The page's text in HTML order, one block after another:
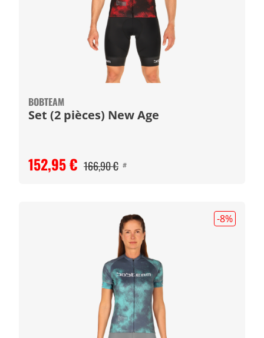
BOBTEAM
Set (2 pièces) New Age
152,95 € 166,90 € #
-8%